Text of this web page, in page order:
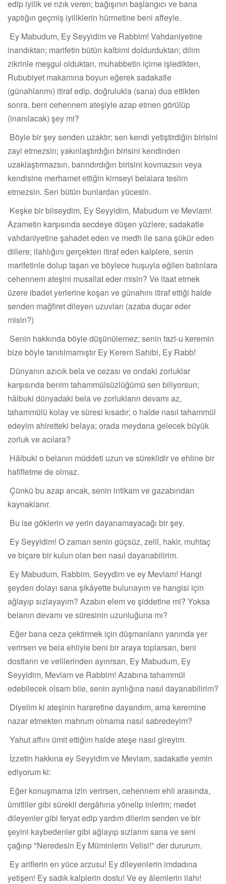
edip iyilik ve rızık veren; bağışının başlangıcı ve bana
yaptığın geçmiş iyiliklerin hürmetine beni affeyle.
Ey Mabudum, Ey Seyyidim ve Rabbim! Vahdaniyetine
inandıktan; marifetin bütün kalbimi doldurduktan; dilim
zikrinle meşgul olduktan, muhabbetin içime işledikten,
Rububiyet makamına boyun eğerek sadakatle
(günahlarımı) itiraf edip, doğrulukla (sana) dua ettikten
sonra, beni cehennem ateşiyle azap etmen görülüp
(inanılacak) şey mi?
Böyle bir şey senden uzaktır; sen kendi yetiştirdiğin birisini
zayi etmezsin; yakınlaştırdığın birisini kendinden
uzaklaştırmazsın, barındırdığın birisini kovmazsın veya
kendisine merhamet ettiğin kimseyi belalara teslim
etmezsin. Sen bütün bunlardan yücesin.
Keşke bir bilseydim, Ey Seyyidim, Mabudum ve Mevlam!
Azametin karşısında secdeye düşen yüzlere; sadakatle
vahdaniyetine şahadet eden ve medh ile sana şükür eden
dillere; ilahlığını gerçekten itiraf eden kalplere, senin
marifetinle dolup taşan ve böylece huşuyla eğilen batınlara
cehennem ateşini musallat eder misin? Ve itaat etmek
üzere ibadet yerlerine koşan ve günahını itiraf ettiği halde
senden mağfiret dileyen uzuvları (azaba duçar eder
misin?)
Senin hakkında böyle düşünülemez; senin fazl-u keremin
bize böyle tanıtılmamıştır Ey Kerem Sahibi, Ey Rabb!
Dünyanın azıcık bela ve cezası ve ondaki zorluklar
karşısında benim tahammülsüzlüğümü sen biliyorsun;
hâlbuki dünyadaki bela ve zorlukların devamı az,
tahammülü kolay ve süresi kısadır; o halde nasıl tahammül
edeyim ahiretteki belaya; orada meydana gelecek büyük
zorluk ve acılara?
Hâlbuki o belanın müddeti uzun ve süreklidir ve ehline bir
hafifletme de olmaz.
Çünkü bu azap ancak, senin intikam ve gazabından
kaynaklanır.
Bu ise göklerin ve yerin dayanamayacağı bir şey.
Ey Seyyidim! O zaman senin güçsüz, zelil, hakir, muhtaç
ve biçare bir kulun olan ben nasıl dayanabilirim.
Ey Mabudum, Rabbim, Seyydim ve ey Mevlam! Hangi
şeyden dolayı sana şikâyette bulunayım ve hangisi için
ağlayıp sızlayayım? Azabın elem ve şiddetine mi? Yoksa
belanın devamı ve süresinin uzunluğuna mı?
Eğer bana ceza çektirmek için düşmanların yanında yer
verirsen ve bela ehliyle beni bir araya toplarsan, beni
dostların ve velilerinden ayırırsan, Ey Mabudum, Ey
Seyyidim, Mevlam ve Rabbim! Azabına tahammül
edebilecek olsam bile, senin ayrılığına nasıl dayanabilirim?
Diyelim ki ateşinin hararetine dayandım, ama keremine
nazar etmekten mahrum olmama nasıl sabredeyim?
Yahut affını ümit ettiğim halde ateşe nasıl gireyim.
İzzetin hakkına ey Seyyidim ve Mevlam, sadakatle yemin
ediyorum ki:
Eğer konuşmama izin verirsen, cehennem ehli arasında,
ümitliler gibi sürekli dergâhına yönelip inlerim; medet
dileyenler gibi feryat edip yardım dilerim senden ve bir
şeyini kaybedenler gibi ağlayıp sızlarım sana ve seni
çağırıp "Neredesin Ey Müminlerin Velisi!" der dururum.
Ey ariflerin en yüce arzusu! Ey dileyenlerin imdadına
yetişen! Ey sadık kalplerin dostu! Ve ey âlemlerin ilahı!